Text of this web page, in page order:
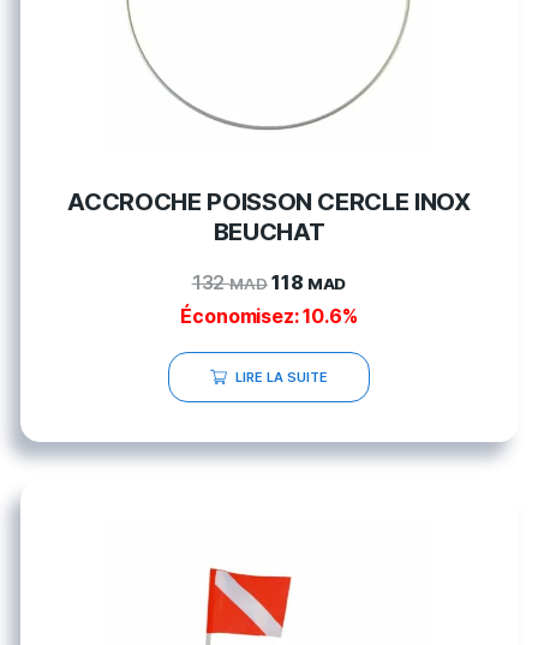
ACCROCHE POISSON CERCLE INOX
BEUCHAT
132MAD 118 MAD
Économisez: 10.6%
LIRE LA SUITE